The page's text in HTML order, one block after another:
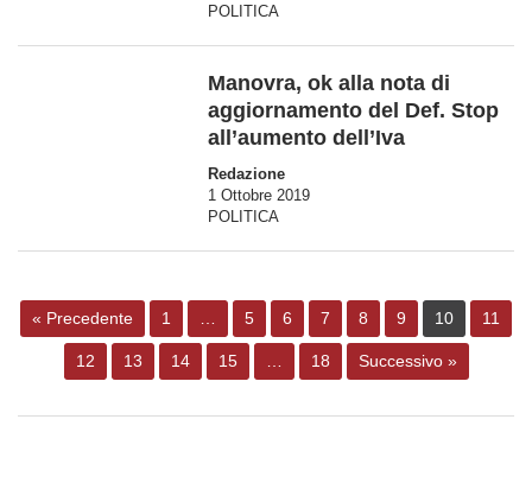
POLITICA
Manovra, ok alla nota di
aggiornamento del Def. Stop
all’aumento dell’Iva
Redazione
1 Ottobre 2019
POLITICA
« Precedente 1 5 6 7 8 9 10 11
12 13 14 15 18 Successivo »